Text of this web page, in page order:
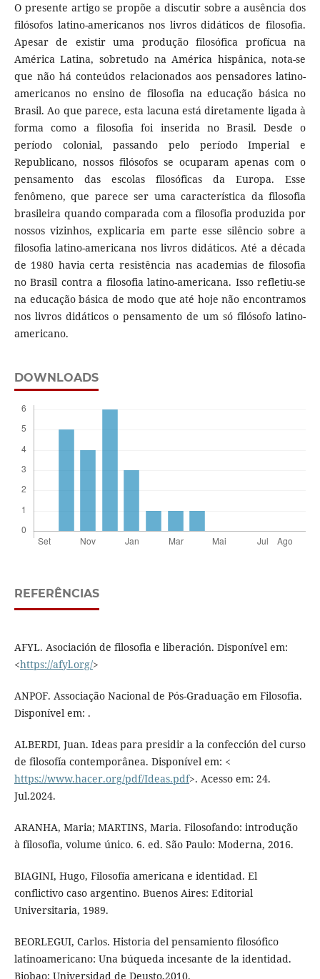
O presente artigo se propõe a discutir sobre a ausência dos
filósofos latino-americanos nos livros didáticos de filosofia.
Apesar de existir uma produção filosófica profícua na
América Latina, sobretudo na América hispânica, nota-se
que não há conteúdos relacionados aos pensadores latino-
americanos no ensino de filosofia na educação básica no
Brasil. Ao que parece, esta lacuna está diretamente ligada à
forma como a filosofia foi inserida no Brasil. Desde o
período colonial, passando pelo período Imperial e
Republicano, nossos filósofos se ocuparam apenas com o
pensamento das escolas filosóficas da Europa. Esse
fenômeno, que parece ser uma característica da filosofia
brasileira quando comparada com a filosofia produzida por
nossos vizinhos, explicaria em parte esse silêncio sobre a
filosofia latino-americana nos livros didáticos. Até a década
de 1980 havia certa resistência nas academias de filosofia
no Brasil contra a filosofia latino-americana. Isso refletiu-se
na educação básica de modo que até hoje não encontramos
nos livros didáticos o pensamento de um só filósofo latino-
americano.
DOWNLOADS
REFERÊNCIAS
AFYL. Asociación de filosofia e liberación. Disponível em:
<https://afyl.org/>
ANPOF. Associação Nacional de Pós-Graduação em Filosofia.
Disponível em: .
ALBERDI, Juan. Ideas para presidir a la confección del curso
de filosofía contemporânea. Disponível em: <
https://www.hacer.org/pdf/Ideas.pdf>. Acesso em: 24.
Jul.2024.
ARANHA, Maria; MARTINS, Maria. Filosofando: introdução
à filosofia, volume único. 6. ed. São Paulo: Moderna, 2016.
BIAGINI, Hugo, Filosofía americana e identidad. El
conflictivo caso argentino. Buenos Aires: Editorial
Universitaria, 1989.
BEORLEGUI, Carlos. Historia del pensamiento filosófico
latinoamericano: Una búqueda incesante de la identidad.
Biobao: Universidad de Deusto,2010.